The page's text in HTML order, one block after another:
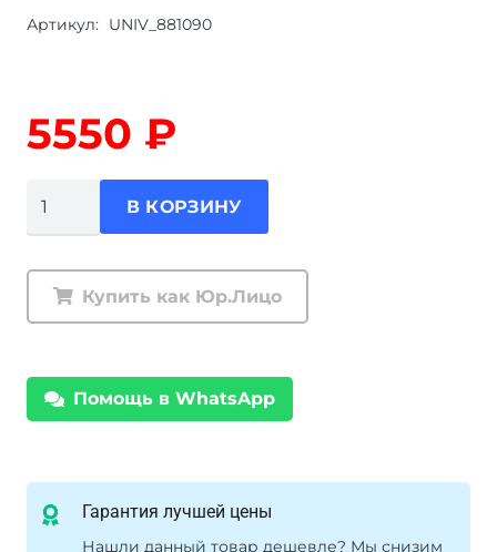
Артикул: UNIV_881090
5550 ₽
строп
COMEUP
х
9м
В КОРЗИНУ
Купить как Юр.Лицо
Помощь в WhatsApp
Гарантия лучшей цены
Нашли данный товар дешевле? Мы снизим